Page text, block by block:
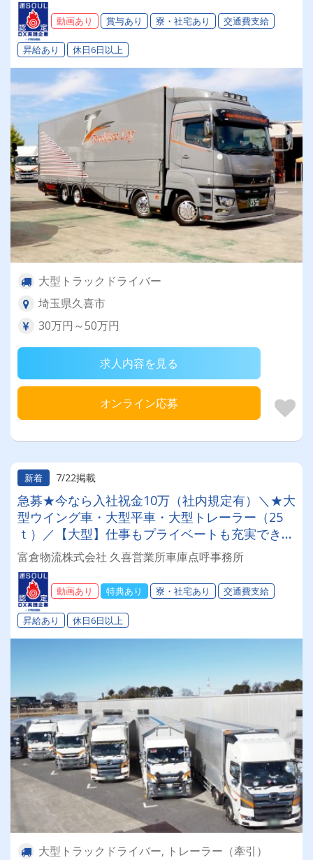
動画あり 賞与あり 寮・社宅あり 交通費支給
昇給あり 休日6日以上
大型トラックドライバー
埼玉県久喜市
30万円～50万円
求人内容を見る
オンライン応募
新着 7/22掲載
急募★今なら入社祝金10万（社内規定有）＼★大
型ウイング車・大型平車・大型トレーラー（25
ｔ）／【大型】仕事もプライベートも充実でき
る！【会社全額負担】免許取得制度でスキルアッ
プも叶います☆彡◎日・祝休み(連休あり)◎成果
報酬◎退職金◎昇給◎未経験OK◎
富倉物流株式会社 久喜営業所車庫点呼事務所
動画あり 特典あり 寮・社宅あり 交通費支給
昇給あり 休日6日以上
大型トラックドライバー, トレーラー（牽引）